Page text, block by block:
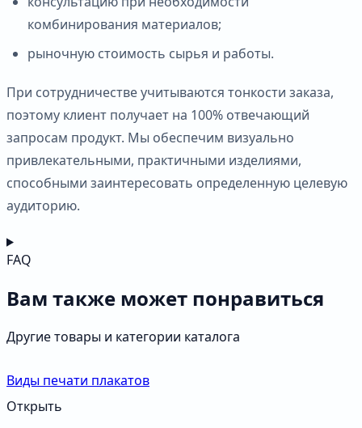
комбинирования материалов;
рыночную стоимость сырья и работы.
При сотрудничестве учитываются тонкости заказа,
поэтому клиент получает на 100% отвечающий
запросам продукт. Мы обеспечим визуально
привлекательными, практичными изделиями,
способными заинтересовать определенную целевую
аудиторию.
FAQ
Вам также может понравиться
Другие товары и категории каталога
Виды печати плакатов
Открыть